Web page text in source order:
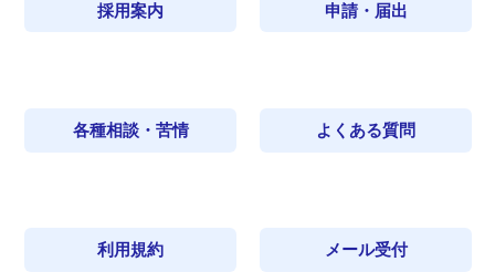
採用案内 申請・届出
各種相談・苦情 よくある質問
利用規約 メール受付